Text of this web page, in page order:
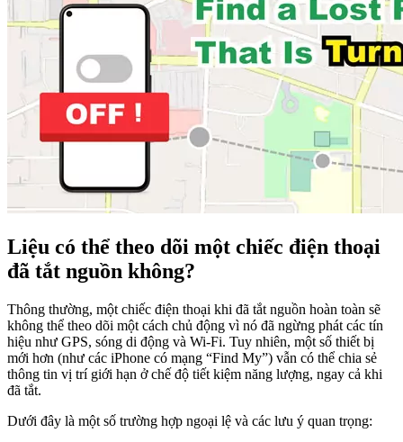
Liệu có thể theo dõi một chiếc điện thoại
đã tắt nguồn không?
Thông thường, một chiếc điện thoại khi đã tắt nguồn hoàn toàn sẽ
không thể theo dõi một cách chủ động vì nó đã ngừng phát các tín
hiệu như GPS, sóng di động và Wi-Fi. Tuy nhiên, một số thiết bị
mới hơn (như các iPhone có mạng “Find My”) vẫn có thể chia sẻ
thông tin vị trí giới hạn ở chế độ tiết kiệm năng lượng, ngay cả khi
đã tắt.
Dưới đây là một số trường hợp ngoại lệ và các lưu ý quan trọng: